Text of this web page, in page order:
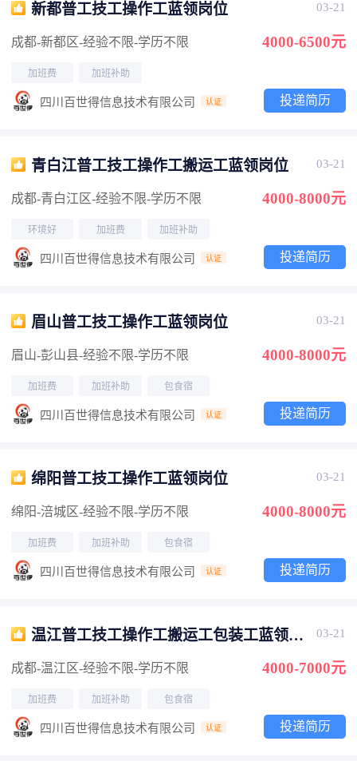
新都普工技工操作工蓝领岗位 03-21
成都-新都区-经验不限-学历不限 4000-6500元
加班费 加班补助
四川百世得信息技术有限公司 认证 投递简历
青白江普工技工操作工搬运工蓝领岗位 03-21
成都-青白江区-经验不限-学历不限 4000-8000元
环境好 加班费 加班补助
四川百世得信息技术有限公司 认证 投递简历
眉山普工技工操作工蓝领岗位 03-21
眉山-彭山县-经验不限-学历不限 4000-8000元
加班费 加班补助 包食宿
四川百世得信息技术有限公司 认证 投递简历
绵阳普工技工操作工蓝领岗位 03-21
绵阳-涪城区-经验不限-学历不限 4000-8000元
加班费 加班补助 包食宿
四川百世得信息技术有限公司 认证 投递简历
温江普工技工操作工搬运工包装工蓝领岗
03-21
成都-温江区-经验不限-学历不限 4000-7000元
加班费 加班补助 包食宿
四川百世得信息技术有限公司 认证 投递简历